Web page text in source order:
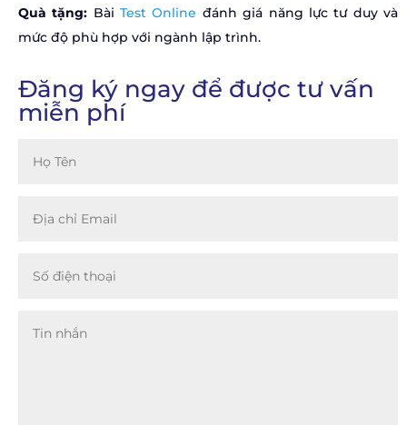
Quà tặng: BàiTest Online đánh giá năng lực tư duy và
mức độ phù hợp với ngành lập trình.
Đăng ký ngay để được tư vấn
miễn phí